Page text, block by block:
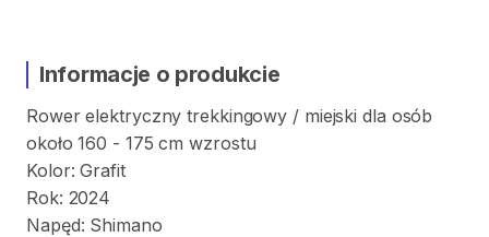
Informacje o produkcie
Rower elektryczny trekkingowy ​/​ miejski dla osób
około 160 - 175 cm wzrostu
Kolor: Grafit
Rok: 2024
Napęd: Shimano